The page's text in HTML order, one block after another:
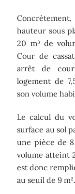
hauteur sous
20 m³ de
Cour de
arrêt de
logement de
son volume
Le calcul du
surface au sol
une pièce de
volume atteint
est donc
au seuil de 9 m².